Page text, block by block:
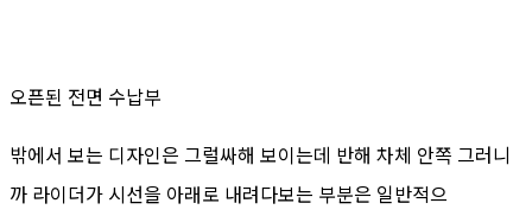
오픈된 전면 수납부
밖에서 보는 디자인은 그럴싸해 보이는데 반해 차체 안쪽 그러니
까 라이더가 시선을 아래로 내려다보는 부분은 일반적으